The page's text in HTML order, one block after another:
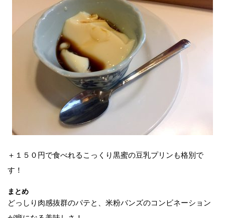
＋１５０円で食べれるこっくり黒蜜の豆乳プリンも格別で
す！
まとめ
どっしり肉感抜群のパテと、米粉バンズのコンビネーション